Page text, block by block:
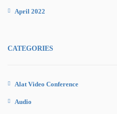
April 2022
CATEGORIES
Alat Video Conference
Audio